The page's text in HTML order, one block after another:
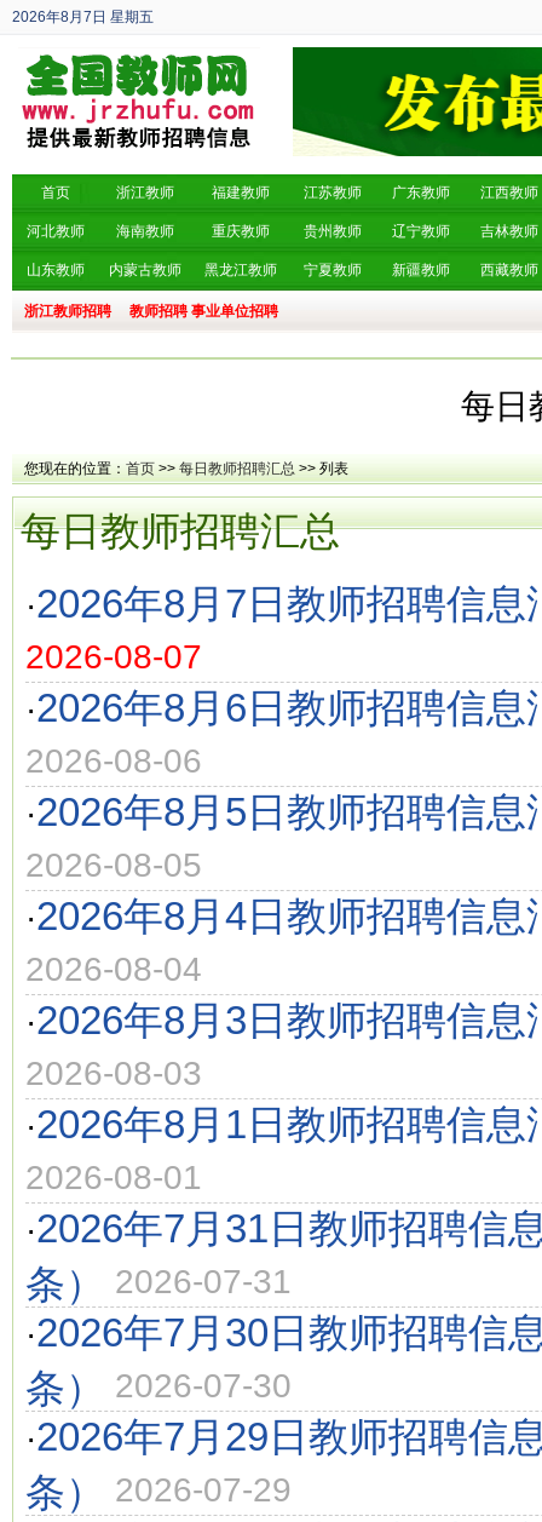
2026年8月7日 星期五
丙午年 六月廿五
首页 浙江教师 福建教师 江苏教师 广东教师 江西教师
河北教师 海南教师 重庆教师 贵州教师 辽宁教师 吉林教师
山东教师 内蒙古教师 黑龙江教师 宁夏教师 新疆教师 西藏教师
浙江教师招聘 教师招聘 事业单位招聘
每日
您现在的位置： 首页 >> 每日教师招聘汇总 >> 列表
每日教师招聘汇总
·2026年8月7日教师招聘信息
2026-08-07
·2026年8月6日教师招聘信息
2026-08-06
·2026年8月5日教师招聘信息
2026-08-05
·2026年8月4日教师招聘信息
2026-08-04
·2026年8月3日教师招聘信息
2026-08-03
·2026年8月1日教师招聘信息
2026-08-01
·2026年7月31日教师招聘信
条）
2026-07-31
·2026年7月30日教师招聘信
条）
2026-07-30
·2026年7月29日教师招聘信
条）
2026-07-29